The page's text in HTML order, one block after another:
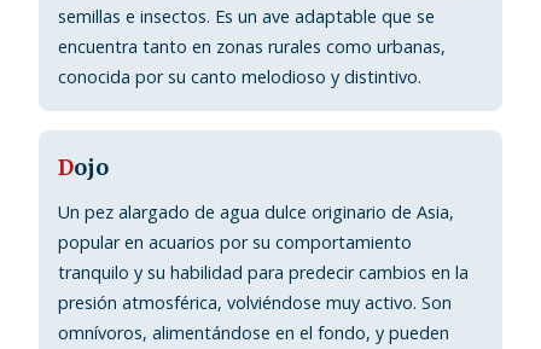
semillas e insectos. Es un ave adaptable que se
encuentra tanto en zonas rurales como urbanas,
conocida por su canto melodioso y distintivo.
Dojo
Un pez alargado de agua dulce originario de Asia,
popular en acuarios por su comportamiento
tranquilo y su habilidad para predecir cambios en la
presión atmosférica, volviéndose muy activo. Son
omnívoros, alimentándose en el fondo, y pueden